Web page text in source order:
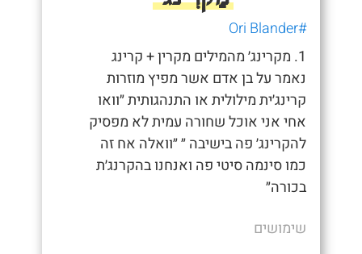
#Ori Blander
1. מקרינג׳ מהמילים מקרין + קרינג
נאמר על בן אדם אשר מפיץ מוזרות
קרינג׳ית מילולית או התנהגותית ״וואו
אחי אני אוכל שחורה עמית לא מפסיק
להקרינג׳ פה בישיבה ״ ״וואלה אח זה
כמו סינמה סיטי פה ואנחנו בהקרנג׳ת
בכורה״
שימושים